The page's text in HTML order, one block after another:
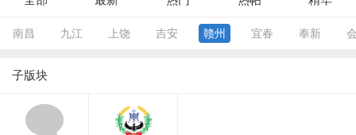
南昌 九江 上饶 吉安 赣州 宜春 奉新
子版块